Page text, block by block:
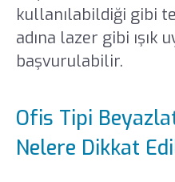
kullanılabildiği gibi
adına lazer gibi ışık
başvurulabilir.
Ofis Tipi
Nelere Dikkat